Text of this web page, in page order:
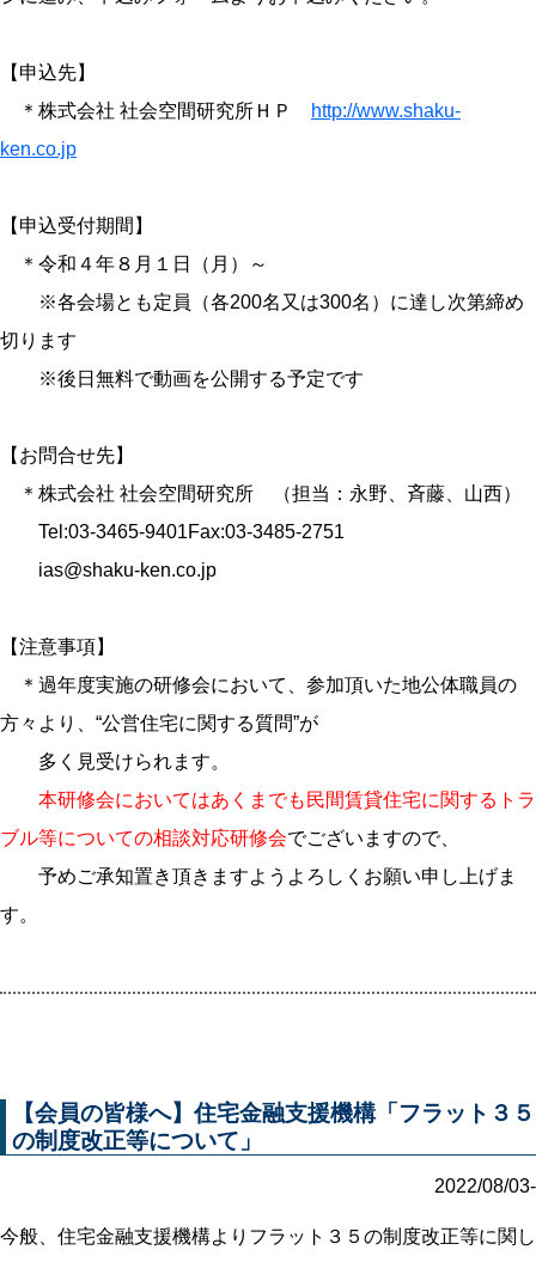
【申込先】
＊株式会社 社会空間研究所ＨＰ
http://www.shaku-
ken.co.jp
【申込受付期間】
＊令和４年８月１日（月）～
※各会場とも定員（各200名又は300名）に達し次第締め
切ります
※後日無料で動画を公開する予定です
【お問合せ先】
＊株式会社 社会空間研究所 （担当：永野、斉藤、山西）
Tel:03-3465-9401Fax:03-3485-2751
ias@shaku-ken.co.jp
【注意事項】
＊過年度実施の研修会において、参加頂いた地公体職員の
方々より、“公営住宅に関する質問”が
多く見受けられます。
本研修会においてはあくまでも民間賃貸住宅に関するトラ
ブル等についての相談対応研修会でございますので、
予めご承知置き頂きますようよろしくお願い申し上げま
す。
【会員の皆様へ】住宅金融支援機構「フラット３５
の制度改正等について」
2022/08/03-
今般、住宅金融支援機構よりフラット３５の制度改正等に関し